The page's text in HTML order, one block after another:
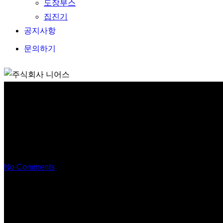
도장부스
집진기
공지사항
문의하기
No Comments